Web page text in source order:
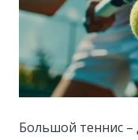
Большой теннис –